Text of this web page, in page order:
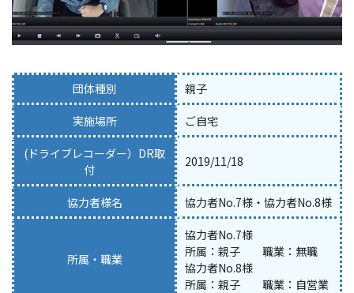
団体種別 親子
実施場所 ご自宅
(ドライブレコーダー）DR取
付
2019/11/18
協力者様名 協力者No.7様・協力者No.8様
所属・職業
協力者No.7様
所属：親子 職業：無職
協力者No.8様
所属：親子 職業：自営業